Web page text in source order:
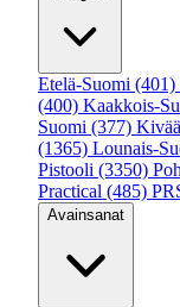
Etelä-Suomi (401)
(400) Kaakkois-
Suomi (377)
(1365) Lounais-
Pistooli (3350)
Practical (485)
Avainsanat